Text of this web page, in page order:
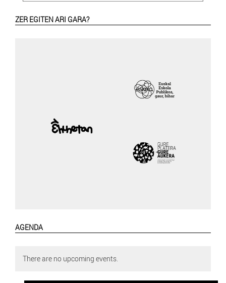
ZER EGITEN ARI GARA?
AGENDA
There are no upcoming events.